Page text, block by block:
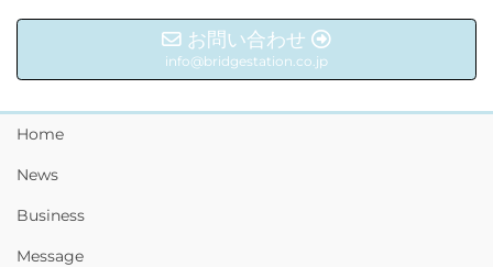
お問い合わせ
info@bridgestation.co.jp
Home
News
Business
Message